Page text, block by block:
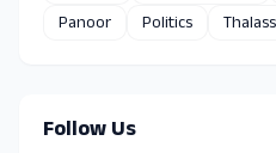
Panoor
Politics
Follow Us